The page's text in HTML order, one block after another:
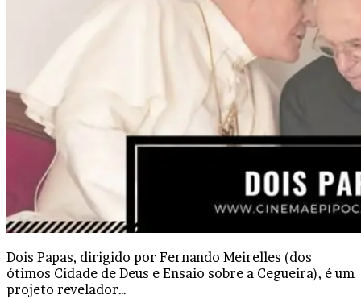
Dois Papas, dirigido por Fernando Meirelles (dos
ótimos Cidade de Deus e Ensaio sobre a Cegueira), é um
projeto revelador…